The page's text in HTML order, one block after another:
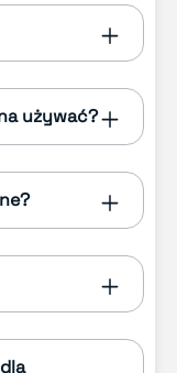
używać?